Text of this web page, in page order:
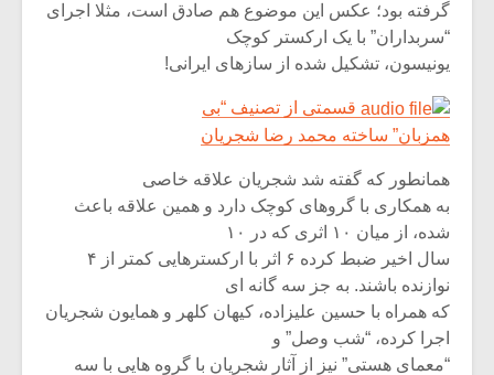
گرفته بود؛ عکس این موضوع هم صادق است، مثلا اجرای
“سربداران” با یک ارکستر کوچک
یونیسون، تشکیل شده از سازهای ایرانی!
قسمتی از تصنیف “بی
همزبان” ساخته محمد رضا شجریان
همانطور که گفته شد شجریان علاقه خاصی
به همکاری با گروهای کوچک دارد و همین علاقه باعث
شده، از میان ۱۰ اثری که در ۱۰
سال اخیر ضبط کرده ۶ اثر با ارکسترهایی کمتر از ۴
نوازنده باشند. به جز سه گانه ای
که همراه با حسین علیزاده، کیهان کلهر و همایون شجریان
اجرا کرده، “شب وصل” و
“معمای هستی” نیز از آثار شجریان با گروه هایی با سه